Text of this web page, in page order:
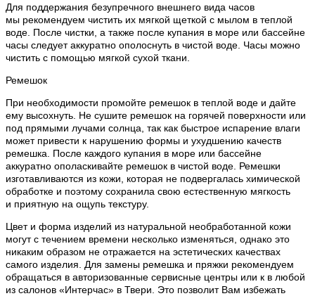
Для поддержания безупречного внешнего вида часов
мы рекомендуем чистить их мягкой щеткой с мылом в теплой
воде. После чистки, а также после купания в море или бассейне
часы следует аккуратно ополоснуть в чистой воде. Часы можно
чистить с помощью мягкой сухой ткани.
Ремешок
При необходимости промойте ремешок в теплой воде и дайте
ему высохнуть. Не сушите ремешок на горячей поверхности или
под прямыми лучами солнца, так как быстрое испарение влаги
может привести к нарушению формы и ухудшению качеств
ремешка. После каждого купания в море или бассейне
аккуратно ополаскивайте ремешок в чистой воде. Ремешки
изготавливаются из кожи, которая не подвергалась химической
обработке и поэтому сохранила свою естественную мягкость
и приятную на ощупь текстуру.
Цвет и форма изделий из натуральной необработанной кожи
могут с течением времени несколько изменяться, однако это
никаким образом не отражается на эстетических качествах
самого изделия. Для замены ремешка и пряжки рекомендуем
обращаться в авторизованные сервисные центры или к в любой
из салонов «Интерчас» в Твери. Это позволит Вам избежать